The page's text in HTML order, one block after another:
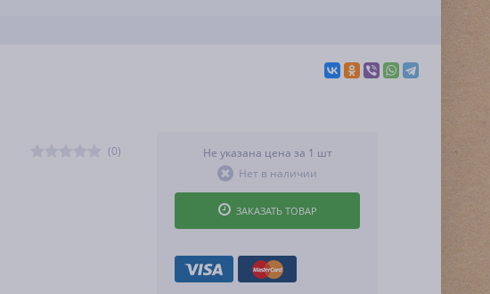
(0)
Не указана цена за 1 шт
Нет в наличии
ЗАКАЗАТЬ ТОВАР